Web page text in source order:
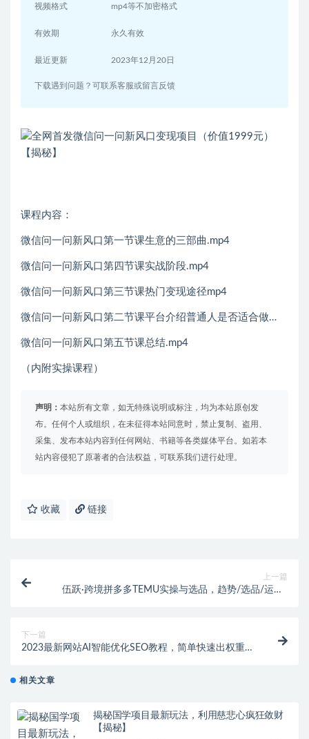
视频格式 mp4等不加密格式
有效期 永久有效
最近更新 2023年12月20日
下载遇到问题？可联系客服或留言反馈
课程内容：
微信问一问新风口第一节课生意的三部曲.mp4
微信问一问新风口第四节课实战阶段.mp4
微信问一问新风口第三节课热门变现途径mp4
微信问一问新风口第二节课平台介绍普通人是否适合做…
微信问一问新风口第五节课总结.mp4
（内附实操课程）
声明： 本站所有文章，如无特殊说明或标注，均为本站原创发
布。任何个人或组织，在未征得本站同意时，禁止复制、盗用、
采集、发布本站内容到任何网站、书籍等各类媒体平台。如若本
站内容侵犯了原著者的合法权益，可联系我们进行处理。
收藏 链接
上一篇
伍跃·跨境拼多多TEMU实操与选品，​趋势/选品/运营/
下一篇
2023最新网站AI智能优化SEO教程，简单快速出权重，
相关文章
揭秘国学项目最新玩法，利用慈悲心疯狂敛财
【揭秘】